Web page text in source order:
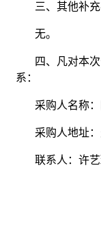
三、其他补充
无。
四、凡对本次
系：
采购人名称：
采购人地址：
联系人：许艺